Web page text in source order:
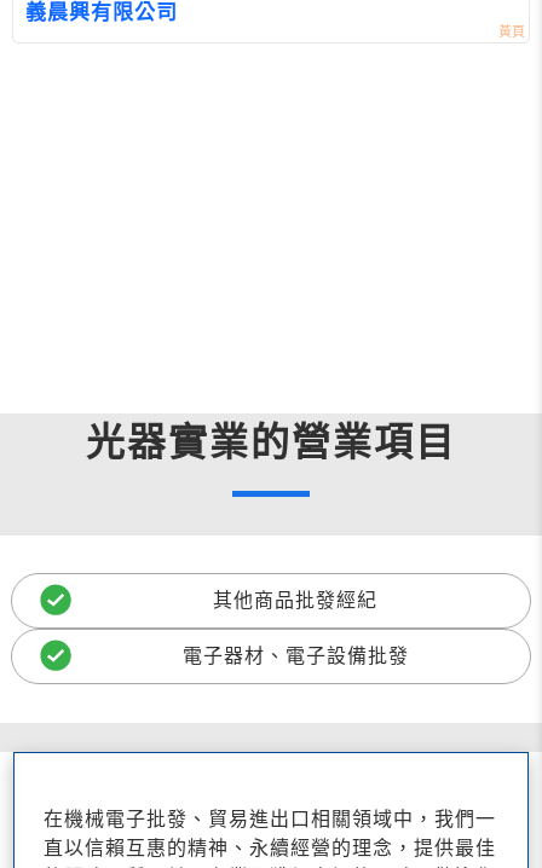
義晨興有限公司
光器實業的營業項目
其他商品批發經紀
電子器材、電子設備批發
在機械電子批發、貿易進出口相關領域中，我們一
直以信賴互惠的精神、永續經營的理念，提供最佳